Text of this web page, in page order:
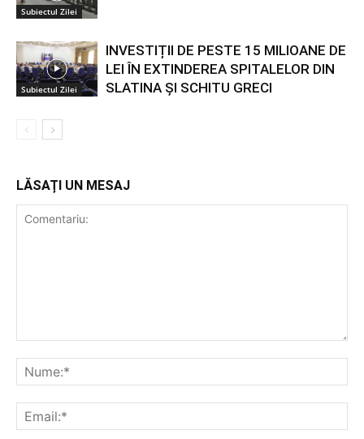
Subiectul Zilei
Subiectul Zilei
INVESTIȚII DE PESTE 15 MILIOANE DE
LEI ÎN EXTINDEREA SPITALELOR DIN
SLATINA ȘI SCHITU GRECI
LĂSAȚI UN MESAJ